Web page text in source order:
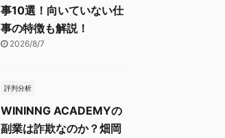
事10選！向いていない仕
事の特徴も解説！
2026/8/7
評判分析
WININNG ACADEMYの
副業は詐欺なのか？畑岡